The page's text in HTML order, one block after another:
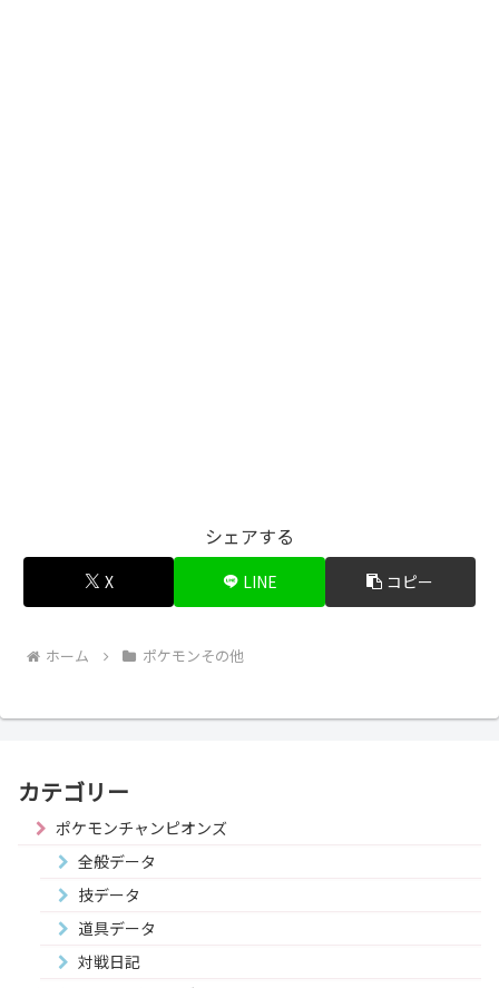
シェアする
X LINE コピー
ホーム ポケモンその他
カテゴリー
ポケモンチャンピオンズ
全般データ
技データ
道具データ
対戦日記